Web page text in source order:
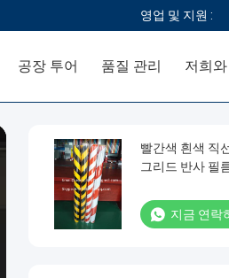
영업 및 지원 :
공장 투어 품질 관리 저희
빨간색 흰색 직
그리드 반사 필
지금 연락